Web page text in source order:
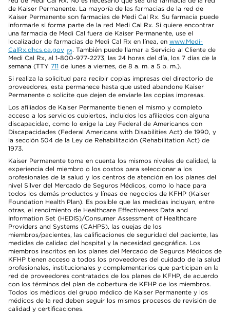
de Kaiser Permanente. La mayoría de las farmacias de la red de
Kaiser Permanente son farmacias de Medi Cal Rx. Su farmacia puede
informarle si forma parte de la red Medi Cal Rx. Si quiere encontrar
una farmacia de Medi Cal fuera de Kaiser Permanente, use el
localizador de farmacias de Medi Cal Rx en línea, en www.Medi-
CalRx.dhcs.ca.gov
. También puede llamar a Servicio al Cliente de
Medi Cal Rx, al 1-800-977-2273, las 24 horas del día, los 7 días de la
semana (TTY 711 de lunes a viernes, de 8 a. m. a 5 p. m.).
Si realiza la solicitud para recibir copias impresas del directorio de
proveedores, esta permanece hasta que usted abandone Kaiser
Permanente o solicite que dejen de enviarle las copias impresas.
Los afiliados de Kaiser Permanente tienen el mismo y completo
acceso a los servicios cubiertos, incluidos los afiliados con alguna
discapacidad, como lo exige la Ley Federal de Americanos con
Discapacidades (Federal Americans with Disabilities Act) de 1990, y
la sección 504 de la Ley de Rehabilitación (Rehabilitation Act) de
1973.
Kaiser Permanente toma en cuenta los mismos niveles de calidad, la
experiencia del miembro o los costos para seleccionar a los
profesionales de la salud y los centros de atención en los planes del
nivel Silver del Mercado de Seguros Médicos, como lo hace para
todos los demás productos y líneas de negocios de KFHP (Kaiser
Foundation Health Plan). Es posible que las medidas incluyan, entre
otras, el rendimiento de Healthcare Effectiveness Data and
Information Set (HEDIS)/Consumer Assessment of Healthcare
Providers and Systems (CAHPS), las quejas de los
miembros/pacientes, las calificaciones de seguridad del paciente, las
medidas de calidad del hospital y la necesidad geográfica. Los
miembros inscritos en los planes del Mercado de Seguros Médicos de
KFHP tienen acceso a todos los proveedores del cuidado de la salud
profesionales, institucionales y complementarios que participan en la
red de proveedores contratados de los planes de KFHP, de acuerdo
con los términos del plan de cobertura de KFHP de los miembros.
Todos los médicos del grupo médico de Kaiser Permanente y los
médicos de la red deben seguir los mismos procesos de revisión de
calidad y certificaciones.